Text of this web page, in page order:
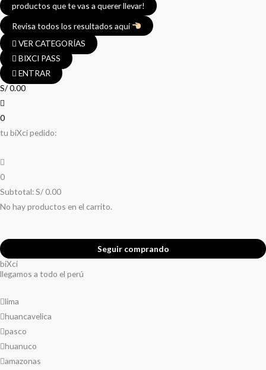
productos que te vas a querer llevar!
Revisa todos los resultados aquí
VER CATEGORÍAS
BIXCI PASS
ENTRAR
S/0.00
0
tu biXci pedido:
0
Subtotal:S/ 0.00
No hay productos en el carrito.
Seguir comprando
biXci
llegamos a todo el perú
lima
huancavelica
pasco
huanuco
amazonas